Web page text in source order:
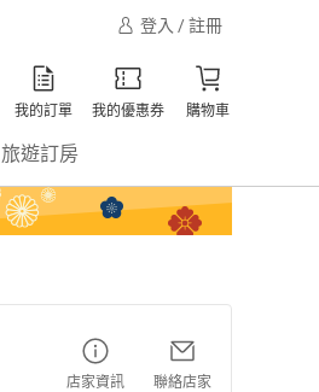
登入 / 註冊
我的訂單 我的優惠券 購物車
旅遊訂房
店家資訊 聯絡店家